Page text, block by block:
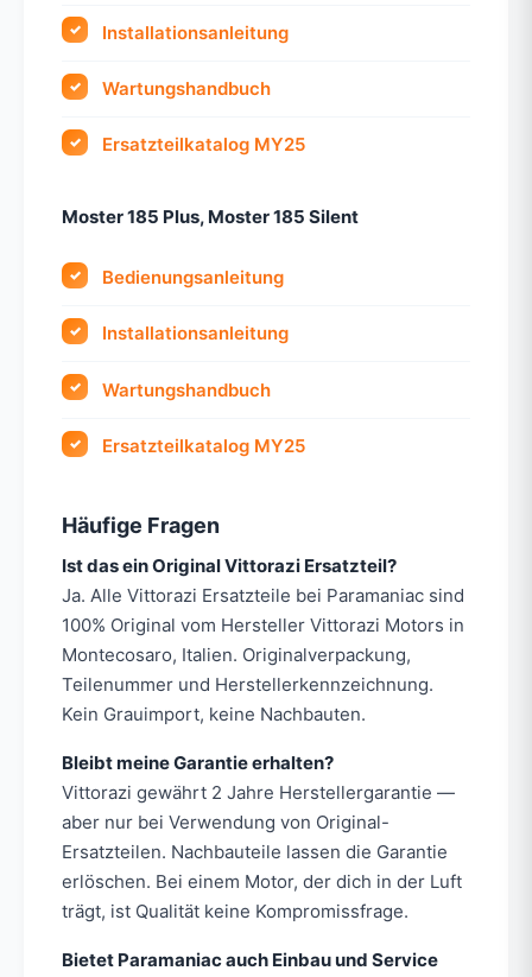
Installationsanleitung
Wartungshandbuch
Ersatzteilkatalog MY25
Moster 185 Plus, Moster 185 Silent
Bedienungsanleitung
Installationsanleitung
Wartungshandbuch
Ersatzteilkatalog MY25
Häufige Fragen
Ist das ein Original Vittorazi Ersatzteil?
Ja. Alle Vittorazi Ersatzteile bei Paramaniac sind
100% Original vom Hersteller Vittorazi Motors in
Montecosaro, Italien. Originalverpackung,
Teilenummer und Herstellerkennzeichnung.
Kein Grauimport, keine Nachbauten.
Bleibt meine Garantie erhalten?
Vittorazi gewährt 2 Jahre Herstellergarantie —
aber nur bei Verwendung von Original-
Ersatzteilen. Nachbauteile lassen die Garantie
erlöschen. Bei einem Motor, der dich in der Luft
trägt, ist Qualität keine Kompromissfrage.
Bietet Paramaniac auch Einbau und Service